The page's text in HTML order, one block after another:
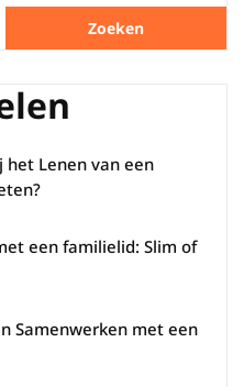
Zoeken
het Lenen van een
een familielid: Slim of
Samenwerken met een